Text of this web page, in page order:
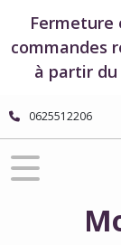
Fermeture
commandes
à partir du
0625512206